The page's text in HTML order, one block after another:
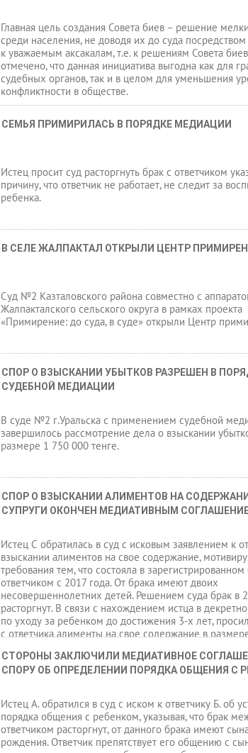
Главная цель создания Совета биев – решение
среди населения, не доводя их до суда
к уважаемым аксакалам, т.е. к решениям Совета
отмечено, что данная инициатива выгодна как для
судебных органов, так и в целом для уменьшения
конфликтности в обществе.
СЕМЬЯ ПРИМИРИЛАСЬ В ПОРЯДКЕ МЕДИАЦИИ
Истец просит суд расторгнуть брак с ответчиком
причину, что ответчик не работает, не следит за
ребенка.
В СЕЛЕ ЖАЛПАКТАЛ ОТКРЫЛИ ЦЕНТР
Суд №2 Казталовского района совместно с
Жалпакталского сельского округа в рамках проекта
«Примирение: до суда, в суде» открыли Центр
СПОР О ВЗЫСКАНИИ УБЫТКОВ РАЗРЕШЕН В
СУДЕБНОЙ МЕДИАЦИИ
В суде №2 г.Уральска с применением судебной
завершилось рассмотрение дела о взыскании
размере 1 750 000 тенге.
СПОР О ВЗЫСКАНИИ АЛИМЕНТОВ НА
СУПРУГИ ОКОНЧЕН МЕДИАТИВНЫМ
Истец С обратилась в суд с исковым заявлением к
взыскании алиментов на свое содержание,
требования тем, что состояла в зарегистрированном
ответчиком с 2017 года. От брака имеют двоих
несовершеннолетних детей. Решением суда брак в
расторгнут. В связи с нахождением истца в
по уходу за ребенком до достижения 3-х лет,
с ответчика алименты на свое содержание в
СТОРОНЫ ЗАКЛЮЧИЛИ МЕДИАТИВНОЕ
СПОРУ ОБ ОПРЕДЕЛЕНИИ ПОРЯДКА ОБЩЕНИЯ С
Истец А. обратился в суд с иском к ответчику Б. об
порядка общения с ребенком, указывая, что брак
ответчиком расторгнут, от данного брака имеют
рождения. Ответчик препятствует его общению с